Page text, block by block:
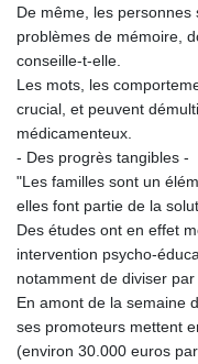
De même, les
problèmes de mémoire,
conseille-t-elle.
Les mots, les
crucial, et peuvent
médicamenteux.
- Des progrès tangibles -
"Les familles sont un
elles font partie de la
Des études ont en effet
intervention psycho-
notamment de diviser
En amont de la semaine
ses promoteurs mettent
(environ 30.000 euros